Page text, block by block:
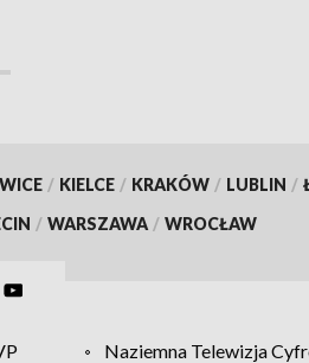
/ KIELCE / KRAKÓW / LUBLIN /
/ WARSZAWA / WROCŁAW
Naziemna Telewizja